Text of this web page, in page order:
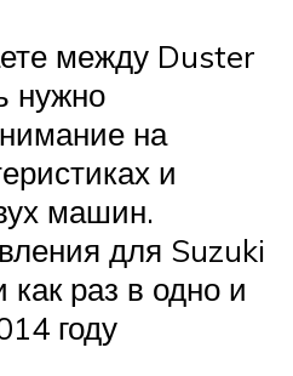
между Duster
нужно
на
и
машин.
для Suzuki
раз в одно и
году